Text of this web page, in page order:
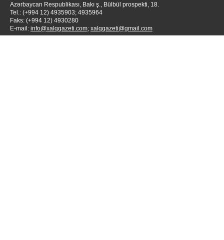
Azərbaycan Respublikası, Bakı ş., Bülbül prospekti, 18.
Tel.: (+994 12) 4935903; 4935964
Faks: (+994 12) 4930280
E-mail: info@xalqqazeti.com; xalqqazeti@gmail.com